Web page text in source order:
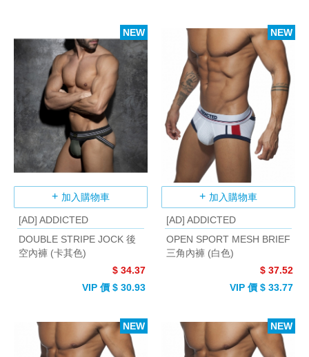
加入購物車
[AD] ADDICTED
DOUBLE STRIPE JOCK 後
空內褲 (卡其色)
$ 34.37
VIP 價 $ 30.93
NEW
加入購物車
[AD] ADDICTED
OPEN SPORT MESH BRIEF
三角內褲 (白色)
$ 37.52
VIP 價 $ 33.77
NEW
NEW NEW